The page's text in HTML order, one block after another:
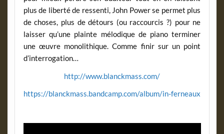
plus de liberté de ressenti, John Power se permet plus
de choses, plus de détours (ou raccourcis ?) pour ne
laisser qu’une plainte mélodique de piano terminer
une œuvre monolithique. Comme finir sur un point
d’interrogation…
http://www.blanckmass.com/
https://blanckmass.bandcamp.com/album/in-ferneaux